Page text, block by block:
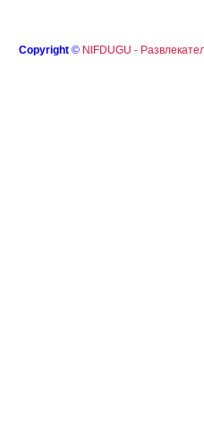
Copyright © NIFDUGU -